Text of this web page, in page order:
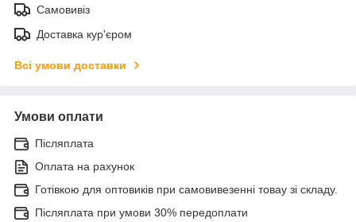
Самовивіз
Доставка кур'єром
Всі умови доставки
Умови оплати
Післяплата
Оплата на рахунок
Готівкою для оптовиків при самовивезенні товау зі складу.
Післяплата при умови 30% передоплати